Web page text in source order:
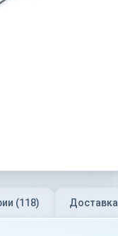
(118) Доставка